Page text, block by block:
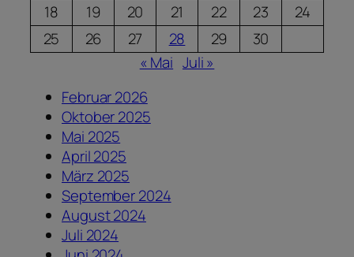
18
19 20 21 22 23
24
25
26 27 28 29
30
« Mai Juli »
Februar 2026
Oktober 2025
Mai 2025
April 2025
März 2025
September 2024
August 2024
Juli 2024